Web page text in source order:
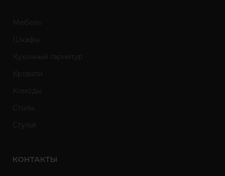
Мебель
Шкафы
Кухонный гарнитур
Кровати
Комоды
Столы
Стулья
КОНТАКТЫ